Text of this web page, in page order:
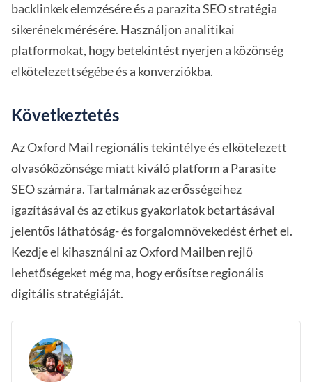
backlinkek elemzésére és a parazita SEO stratégia
sikerének mérésére. Használjon analitikai
platformokat, hogy betekintést nyerjen a közönség
elkötelezettségébe és a konverziókba.
Következtetés
Az Oxford Mail regionális tekintélye és elkötelezett
olvasóközönsége miatt kiváló platform a Parasite
SEO számára. Tartalmának az erősségeihez
igazításával és az etikus gyakorlatok betartásával
jelentős láthatóság- és forgalomnövekedést érhet el.
Kezdje el kihasználni az Oxford Mailben rejlő
lehetőségeket még ma, hogy erősítse regionális
digitális stratégiáját.